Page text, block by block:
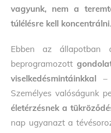
vagyunk, nem a
túlélésre kell koncentrálni.
Ebben az állapotban
beprogramozott
viselkedésmintáinkkal –
Személyes valóságunk
életérzésnek a
nap ugyanazt a